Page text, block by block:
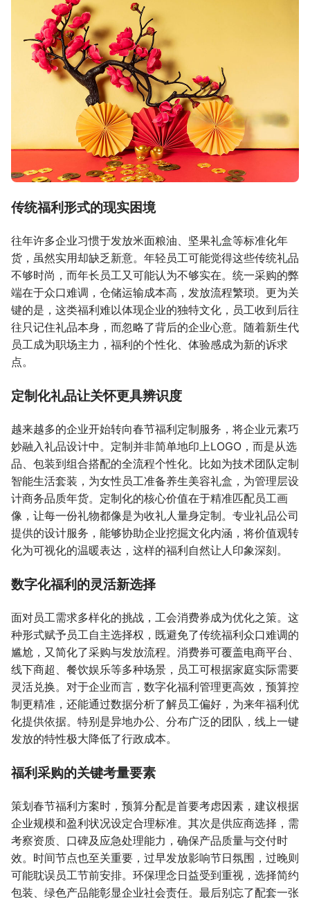
传统福利形式的现实困境
往年许多企业习惯于发放米面粮油、坚果礼盒等标准化年
货，虽然实用却缺乏新意。年轻员工可能觉得这些传统礼品
不够时尚，而年长员工又可能认为不够实在。统一采购的弊
端在于众口难调，仓储运输成本高，发放流程繁琐。更为关
键的是，这类福利难以体现企业的独特文化，员工收到后往
往只记住礼品本身，而忽略了背后的企业心意。随着新生代
员工成为职场主力，福利的个性化、体验感成为新的诉求
点。
定制化礼品让关怀更具辨识度
越来越多的企业开始转向春节福利定制服务，将企业元素巧
妙融入礼品设计中。定制并非简单地印上LOGO，而是从选
品、包装到组合搭配的全流程个性化。比如为技术团队定制
智能生活套装，为女性员工准备养生美容礼盒，为管理层设
计商务品质年货。定制化的核心价值在于精准匹配员工画
像，让每一份礼物都像是为收礼人量身定制。专业礼品公司
提供的设计服务，能够协助企业挖掘文化内涵，将价值观转
化为可视化的温暖表达，这样的福利自然让人印象深刻。
数字化福利的灵活新选择
面对员工需求多样化的挑战，工会消费券成为优化之策。这
种形式赋予员工自主选择权，既避免了传统福利众口难调的
尴尬，又简化了采购与发放流程。消费券可覆盖电商平台、
线下商超、餐饮娱乐等多种场景，员工可根据家庭实际需要
灵活兑换。对于企业而言，数字化福利管理更高效，预算控
制更精准，还能通过数据分析了解员工偏好，为来年福利优
化提供依据。特别是异地办公、分布广泛的团队，线上一键
发放的特性极大降低了行政成本。
福利采购的关键考量要素
策划春节福利方案时，预算分配是首要考虑因素，建议根据
企业规模和盈利状况设定合理标准。其次是供应商选择，需
考察资质、口碑及应急处理能力，确保产品质量与交付时
效。时间节点也至关重要，过早发放影响节日氛围，过晚则
可能耽误员工节前安排。环保理念日益受到重视，选择简约
包装、绿色产品能彰显企业社会责任。最后别忘了配套一张